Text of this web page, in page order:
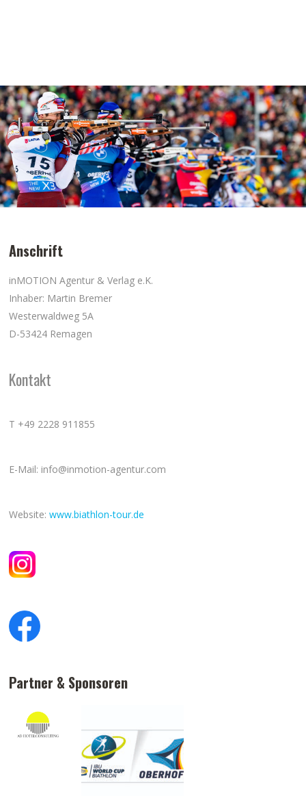
Anschrift
inMOTION Agentur & Verlag e.K.
Inhaber: Martin Bremer
Westerwaldweg 5A
D-53424 Remagen
Kontakt
T +49 2228 911855
E-Mail: info@inmotion-agentur.com
Website:www.biathlon-tour.de
Partner & Sponsoren